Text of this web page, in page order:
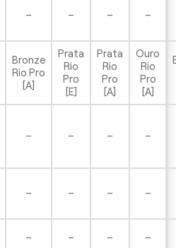
– – – –
Bronze
Rio Pro
[A]
Prata
Rio
Pro
[E]
Prata
Rio
Pro
[A]
Ouro
Rio
Pro
[A]
– – – –
– – – –
– – – –